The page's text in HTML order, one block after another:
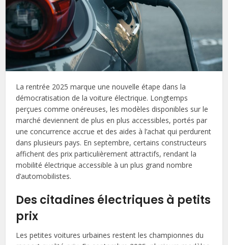
La rentrée 2025 marque une nouvelle étape dans la
démocratisation de la voiture électrique. Longtemps
perçues comme onéreuses, les modèles disponibles sur le
marché deviennent de plus en plus accessibles, portés par
une concurrence accrue et des aides à l’achat qui perdurent
dans plusieurs pays. En septembre, certains constructeurs
affichent des prix particulièrement attractifs, rendant la
mobilité électrique accessible à un plus grand nombre
d’automobilistes.
Des citadines électriques à petits
prix
Les petites voitures urbaines restent les championnes du